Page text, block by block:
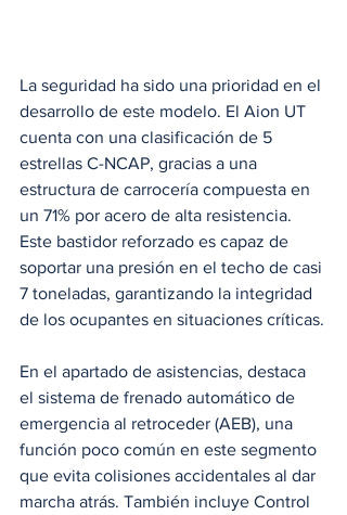
La seguridad ha sido una prioridad en el
desarrollo de este modelo. El Aion UT
cuenta con una clasificación de 5
estrellas C-NCAP, gracias a una
estructura de carrocería compuesta en
un 71% por acero de alta resistencia.
Este bastidor reforzado es capaz de
soportar una presión en el techo de casi
7 toneladas, garantizando la integridad
de los ocupantes en situaciones críticas.
En el apartado de asistencias, destaca
el sistema de frenado automático de
emergencia al retroceder (AEB), una
función poco común en este segmento
que evita colisiones accidentales al dar
marcha atrás. También incluye Control